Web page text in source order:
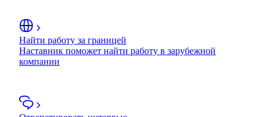
Найти работу за границей
Наставник поможет найти работу в зарубежной
компании